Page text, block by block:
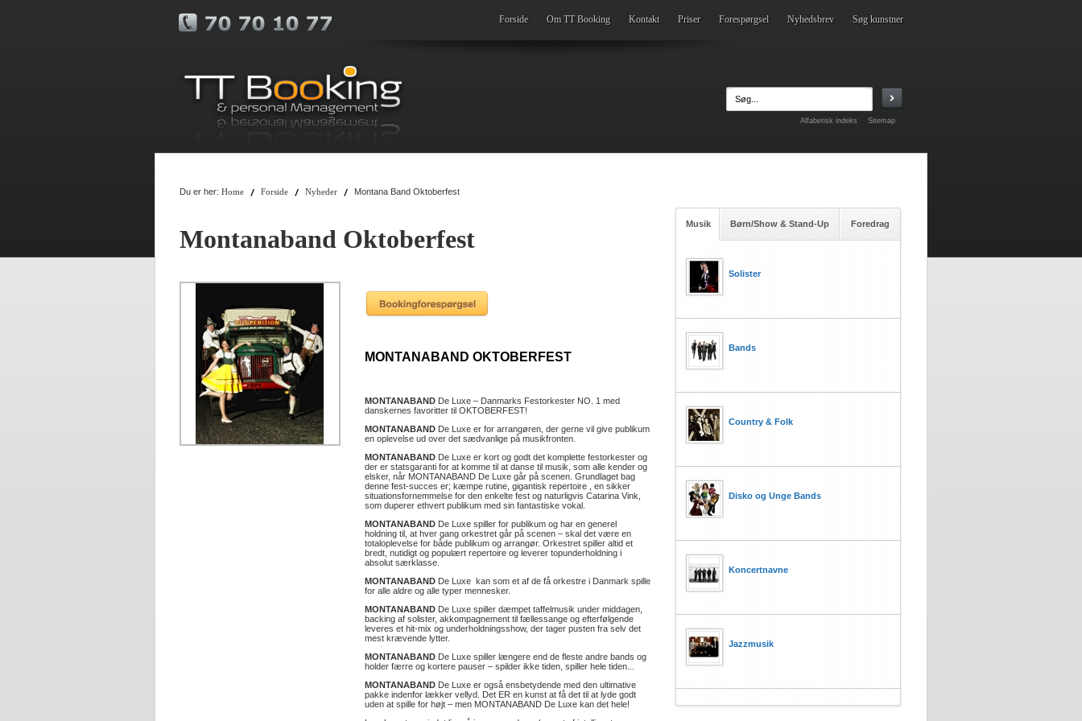
Forside Om TT Booking Kontakt Priser Forespørgsel Nyhedsbrev Søg kunstner
Alfabetisk indeks Sitemap
Du er her: Home Forside Nyheder Montana Band Oktoberfest
Montanaband Oktoberfest
MONTANABAND OKTOBERFEST
MONTANABAND De Luxe – Danmarks Festorkester NO. 1 med
danskernes favoritter til OKTOBERFEST!
MONTANABAND De Luxe er for arrangøren, der gerne vil give publikum
en oplevelse ud over det sædvanlige på musikfronten.
MONTANABAND De Luxe er kort og godt det komplette festorkester og
der er statsgaranti for at komme til at danse til musik, som alle kender og
elsker, når MONTANABAND De Luxe går på scenen. Grundlaget bag
denne fest-succes er; kæmpe rutine, gigantisk repertoire , en sikker
situationsfornemmelse for den enkelte fest og naturligvis Catarina Vink,
som duperer ethvert publikum med sin fantastiske vokal.
MONTANABAND De Luxe spiller for publikum og har en generel
holdning til, at hver gang orkestret går på scenen – skal det være en
totaloplevelse for både publikum og arrangør. Orkestret spiller altid et
bredt, nutidigt og populært repertoire og leverer topunderholdning i
absolut særklasse.
MONTANABAND De Luxe kan som et af de få orkestre i Danmark spille
for alle aldre og alle typer mennesker.
MONTANABAND De Luxe spiller dæmpet taffelmusik under middagen,
backing af solister, akkompagnement til fællessange og efterfølgende
leveres et hit-mix og underholdningsshow, der tager pusten fra selv det
mest krævende lytter.
MONTANABAND De Luxe spiller længere end de fleste andre bands og
holder færre og kortere pauser – spilder ikke tiden, spiller hele tiden...
MONTANABAND De Luxe er også ensbetydende med den ultimative
pakke indenfor lækker vellyd. Det ER en kunst at få det til at lyde godt
uden at spille for højt – men MONTANABAND De Luxe kan det hele!
Musik Børn/Show & Stand-Up Foredrag
Solister
Bands
Country & Folk
Disko og Unge Bands
Koncertnavne
Jazzmusik